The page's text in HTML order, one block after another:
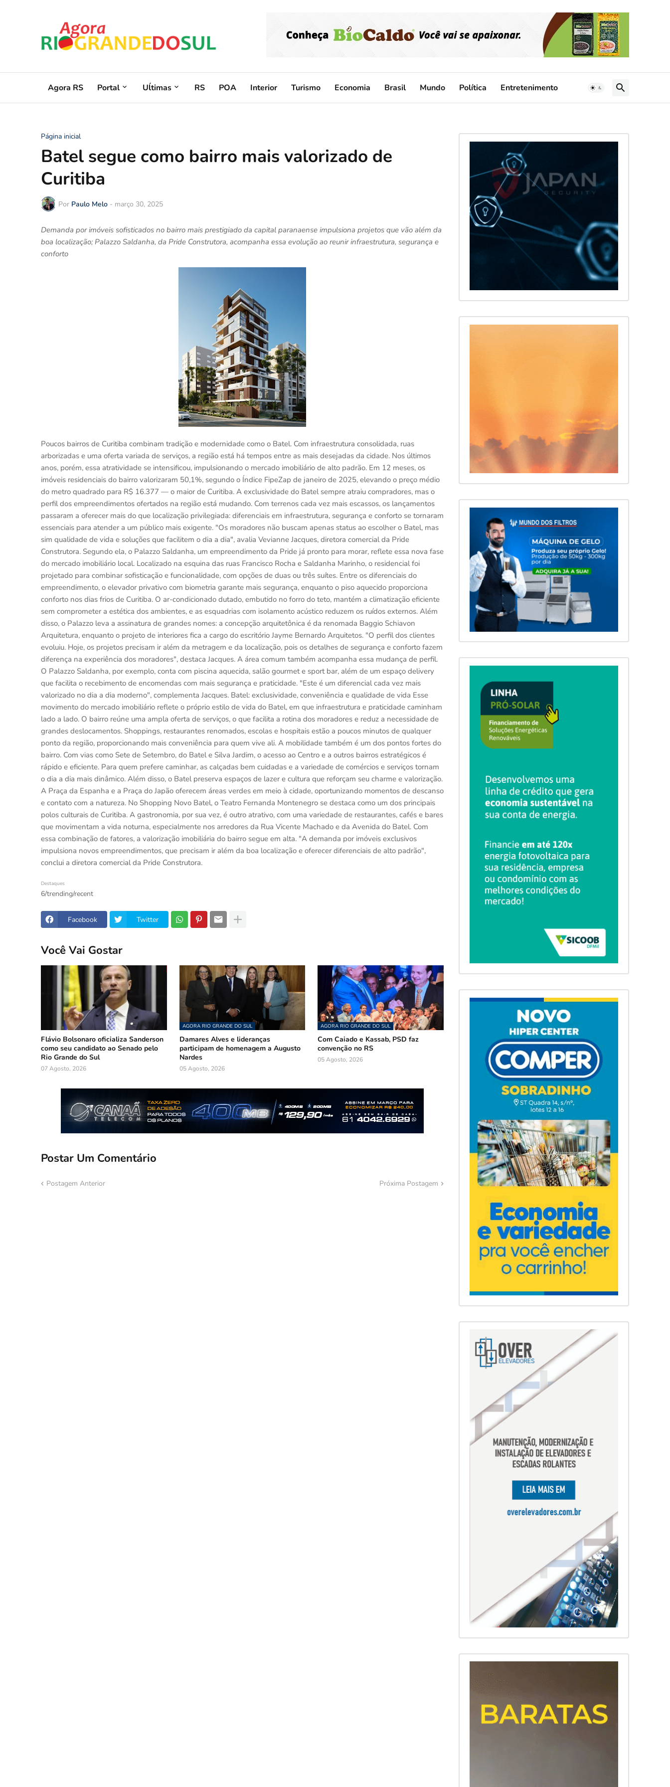
Agora RS Portal Uĺtimas RS POA Interior Turismo Economia Brasil Mundo Política Entretenimento
Página inicial
Batel segue como bairro mais valorizado de
Curitiba
Por Paulo Melo - março 30, 2025
Demanda por imóveis sofisticados no bairro mais prestigiado da capital paranaense impulsiona projetos que vão além da
boa localização; Palazzo Saldanha, da Pride Construtora, acompanha essa evolução ao reunir infraestrutura, segurança e
conforto
Poucos bairros de Curitiba combinam tradição e modernidade como o Batel. Com infraestrutura consolidada, ruas
arborizadas e uma oferta variada de serviços, a região está há tempos entre as mais desejadas da cidade. Nos últimos
anos, porém, essa atratividade se intensificou, impulsionando o mercado imobiliário de alto padrão. Em 12 meses, os
imóveis residenciais do bairro valorizaram 50,1%, segundo o Índice FipeZap de janeiro de 2025, elevando o preço médio
do metro quadrado para R$ 16.377 — o maior de Curitiba. A exclusividade do Batel sempre atraiu compradores, mas o
perfil dos empreendimentos ofertados na região está mudando. Com terrenos cada vez mais escassos, os lançamentos
passaram a oferecer mais do que localização privilegiada: diferenciais em infraestrutura, segurança e conforto se tornaram
essenciais para atender a um público mais exigente. "Os moradores não buscam apenas status ao escolher o Batel, mas
sim qualidade de vida e soluções que facilitem o dia a dia", avalia Vevianne Jacques, diretora comercial da Pride
Construtora. Segundo ela, o Palazzo Saldanha, um empreendimento da Pride já pronto para morar, reflete essa nova fase
do mercado imobiliário local. Localizado na esquina das ruas Francisco Rocha e Saldanha Marinho, o residencial foi
projetado para combinar sofisticação e funcionalidade, com opções de duas ou três suítes. Entre os diferenciais do
empreendimento, o elevador privativo com biometria garante mais segurança, enquanto o piso aquecido proporciona
conforto nos dias frios de Curitiba. O ar-condicionado dutado, embutido no forro do teto, mantém a climatização eficiente
sem comprometer a estética dos ambientes, e as esquadrias com isolamento acústico reduzem os ruídos externos. Além
disso, o Palazzo leva a assinatura de grandes nomes: a concepção arquitetônica é da renomada Baggio Schiavon
Arquitetura, enquanto o projeto de interiores fica a cargo do escritório Jayme Bernardo Arquitetos. "O perfil dos clientes
evoluiu. Hoje, os projetos precisam ir além da metragem e da localização, pois os detalhes de segurança e conforto fazem
diferença na experiência dos moradores", destaca Jacques. A área comum também acompanha essa mudança de perfil.
O Palazzo Saldanha, por exemplo, conta com piscina aquecida, salão gourmet e sport bar, além de um espaço delivery
que facilita o recebimento de encomendas com mais segurança e praticidade. "Este é um diferencial cada vez mais
valorizado no dia a dia moderno", complementa Jacques. Batel: exclusividade, conveniência e qualidade de vida Esse
movimento do mercado imobiliário reflete o próprio estilo de vida do Batel, em que infraestrutura e praticidade caminham
lado a lado. O bairro reúne uma ampla oferta de serviços, o que facilita a rotina dos moradores e reduz a necessidade de
grandes deslocamentos. Shoppings, restaurantes renomados, escolas e hospitais estão a poucos minutos de qualquer
ponto da região, proporcionando mais conveniência para quem vive ali. A mobilidade também é um dos pontos fortes do
bairro. Com vias como Sete de Setembro, do Batel e Silva Jardim, o acesso ao Centro e a outros bairros estratégicos é
rápido e eficiente. Para quem prefere caminhar, as calçadas bem cuidadas e a variedade de comércios e serviços tornam
o dia a dia mais dinâmico. Além disso, o Batel preserva espaços de lazer e cultura que reforçam seu charme e valorização.
A Praça da Espanha e a Praça do Japão oferecem áreas verdes em meio à cidade, oportunizando momentos de descanso
e contato com a natureza. No Shopping Novo Batel, o Teatro Fernanda Montenegro se destaca como um dos principais
polos culturais de Curitiba. A gastronomia, por sua vez, é outro atrativo, com uma variedade de restaurantes, cafés e bares
que movimentam a vida noturna, especialmente nos arredores da Rua Vicente Machado e da Avenida do Batel. Com
essa combinação de fatores, a valorização imobiliária do bairro segue em alta. "A demanda por imóveis exclusivos
impulsiona novos empreendimentos, que precisam ir além da boa localização e oferecer diferenciais de alto padrão",
conclui a diretora comercial da Pride Construtora.
Destaques
6/trending/recent
Facebook Twitter
Você Vai Gostar
Flávio Bolsonaro oficializa Sanderson
como seu candidato ao Senado pelo
Rio Grande do Sul
07 Agosto, 2026
AGORA RIO GRANDE DO SUL
Damares Alves e lideranças
participam de homenagem a Augusto
Nardes
05 Agosto, 2026
AGORA RIO GRANDE DO SUL
Com Caiado e Kassab, PSD faz
convenção no RS
05 Agosto, 2026
Postar Um Comentário
Postagem Anterior Próxima Postagem